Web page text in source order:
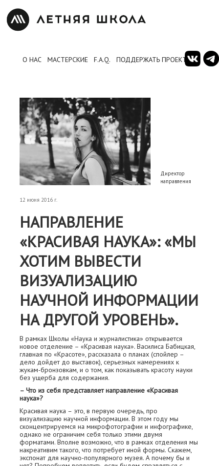
О НАС МАСТЕРСКИЕ F.A.Q. ПОДДЕРЖАТЬ ПРОЕКТ
Директор
направления
12 июня 2016 г.
НАПРАВЛЕНИЕ
«КРАСИВАЯ НАУКА»: «МЫ
ХОТИМ ВЫВЕСТИ
ВИЗУАЛИЗАЦИЮ
НАУЧНОЙ ИНФОРМАЦИИ
НА ДРУГОЙ УРОВЕНЬ».
В рамках Школы «Наука и журналистика» открывается
новое отделение – «Красивая наука». Василиса Бабицкая,
главная по «Красоте», рассказала о планах (спойлер –
дело дойдет до выставок), серьезных намерениях к
жукам-бронзовкам, и о том, как показывать красоту науки
без ущерба для содержания.
– Что из себя представляет направление «Красивая
наука»?
Красивая наука – это, в первую очередь, про
визуализацию научной информации. В этом году мы
сконцентрируемся на микрофотографии и инфографике,
однако не ограничим себя только этими двумя
форматами. Вполне возможно, что в рамках отделения мы
накреативим такого, что потребует иной формы. Скажем,
экспонат для научно-популярного музея. А почему бы и